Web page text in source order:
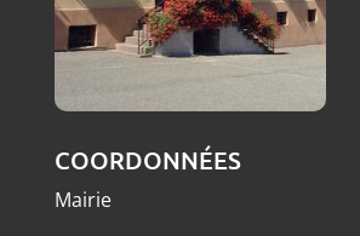
COORDONNÉES
Mairie